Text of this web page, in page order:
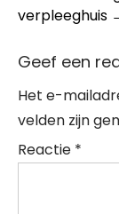
verpleeghuis
Geef een
Het e-
velden zijn
Reactie *